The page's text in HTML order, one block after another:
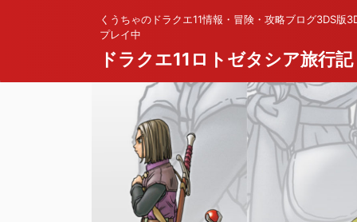
くうちゃのドラクエ11情報・冒険・攻略ブログ3DS版
プレイ中
ドラクエ11ロトゼタシア旅行記